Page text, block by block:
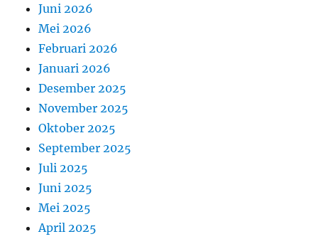
Juni 2026
Mei 2026
Februari 2026
Januari 2026
Desember 2025
November 2025
Oktober 2025
September 2025
Juli 2025
Juni 2025
Mei 2025
April 2025